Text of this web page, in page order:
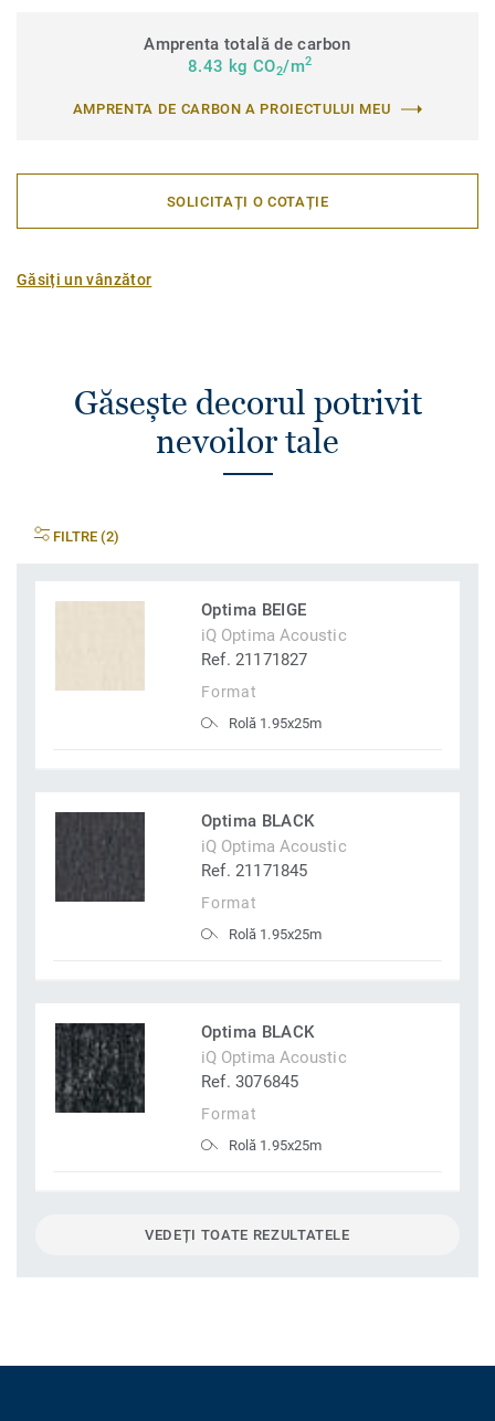
Amprenta totală de carbon
8.43 kg CO2/m2
AMPRENTA DE CARBON A PROIECTULUI MEU
SOLICITAȚI O COTAȚIE
Găsiți un vânzător
Găsește decorul potrivit
nevoilor tale
FILTRE (2)
Optima BEIGE
iQ Optima Acoustic
Ref. 21171827
Format
Rolă 1.95x25m
Optima BLACK
iQ Optima Acoustic
Ref. 21171845
Format
Rolă 1.95x25m
Optima BLACK
iQ Optima Acoustic
Ref. 3076845
Format
Rolă 1.95x25m
VEDEȚI TOATE REZULTATELE